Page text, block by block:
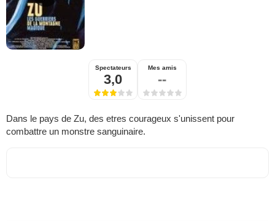
Spectateurs
3,0
Mes amis
--
Dans le pays de Zu, des etres courageux s'unissent pour
combattre un monstre sanguinaire.